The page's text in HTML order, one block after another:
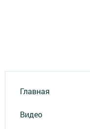
Главная
Видео